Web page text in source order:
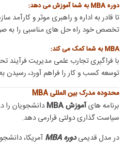
دوره MBA به شما آموزش می دهد:
تا قادر به اداره و راهبری موثر و
تخصص خود راه حل های مناسبی را به
MBA به شما کمک می کند:
با فراگیری تجارب علمی مدیریت فرآیند
توسعه کسب و کار را فراهم آورد، رسیدن
محدوده مدرک بین المللی MBA
برنامه هایآموزش MBA
دانشجویان را
سیاست گذاری دولتی قرارمی دهد.
در مدل قدیمیدوره MBA
آمریکا،